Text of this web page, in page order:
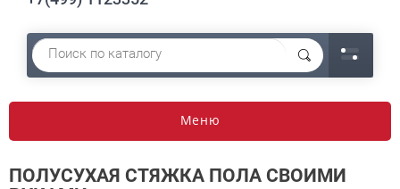
Меню
ПОЛУСУХАЯ СТЯЖКА ПОЛА СВОИМИ